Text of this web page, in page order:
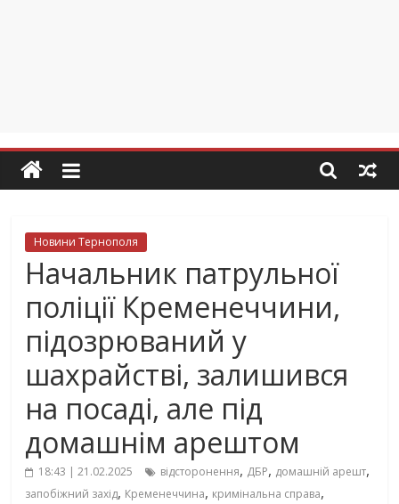
Новини Тернополя
Начальник патрульної
поліції Кременеччини,
підозрюваний у
шахрайстві, залишився
на посаді, але під
домашнім арештом
18:43 | 21.02.2025 відсторонення, ДБР, домашній арешт,
запобіжний захід, Кременеччина, кримінальна справа,